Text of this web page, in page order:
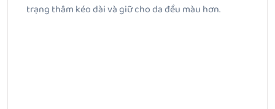
trạng thâm kéo dài và giữ cho da đều màu hơn.